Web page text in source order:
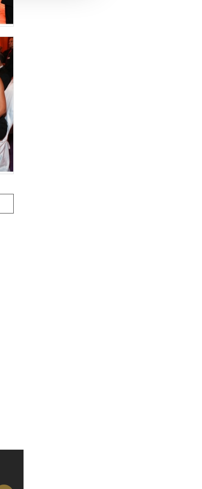
diese Informationen
Ihrer Nutzung